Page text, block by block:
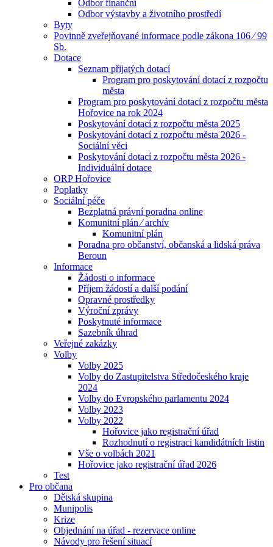
Odbor finanční
Odbor výstavby a životního prostředí
Byty
Povinně zveřejňované informace podle zákona 106 ⁄ 99
Sb.
Dotace
Seznam přijatých dotací
Program pro poskytování dotací z rozpočtu
města
Program pro poskytování dotací z rozpočtu města
Hořovice na rok 2024
Poskytování dotací z rozpočtu města 2025
Poskytování dotací z rozpočtu města 2026 -
Sociální věci
Poskytování dotací z rozpočtu města 2026 -
Individuální dotace
ORP Hořovice
Poplatky
Sociální péče
Bezplatná právní poradna online
Komunitní plán ⁄ archív
Komunitní plán
Poradna pro občanství, občanská a lidská práva
Beroun
Informace
Žádosti o informace
Příjem žádostí a další podání
Opravné prostředky
Výroční zprávy
Poskytnuté informace
Sazebník úhrad
Veřejné zakázky
Volby
Volby 2025
Volby do Zastupitelstva Středočeského kraje
2024
Volby do Evropského parlamentu 2024
Volby 2023
Volby 2022
Hořovice jako registrační úřad
Rozhodnutí o registraci kandidátních listin
Vše o volbách 2021
Hořovice jako registrační úřad 2026
Test
Pro občana
Dětská skupina
Munipolis
Krize
Objednání na úřad - rezervace online
Návody pro řešení situací